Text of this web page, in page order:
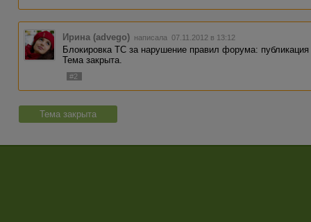
Ирина (advego) написала 07.11.2012 в 13:12
Блокировка ТС за нарушение правил форума:
Тема закрыта.
#2
Тема закрыта